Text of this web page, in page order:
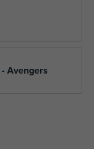
Avengers